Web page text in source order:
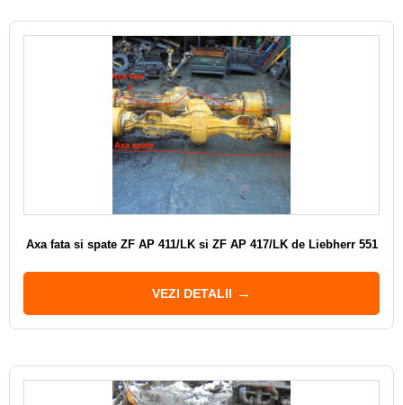
Axa fata si spate ZF AP 411/LK si ZF AP 417/LK de Liebherr 551
VEZI DETALII